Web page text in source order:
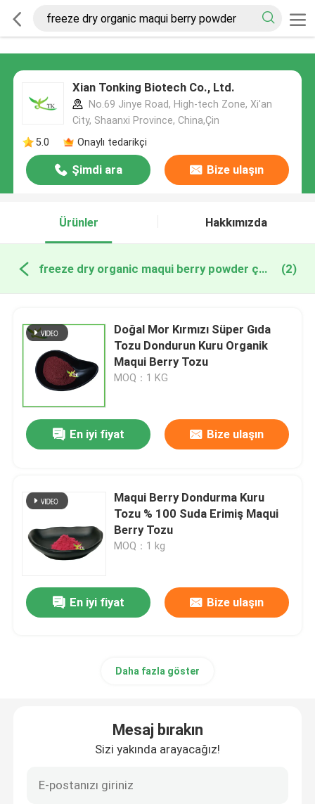
Xian Tonking Biotech Co., Ltd.
No.69 Jinye Road, High-tech Zone, Xi'an
City, Shaanxi Province, China,Çin
5.0
Onaylı tedarikçi
Şimdi ara Bize ulaşın
Ürünler Hakkımızda
freeze dry organic maqui berry powder çevrimiçi üretim (2)
Doğal Mor Kırmızı Süper Gıda
Tozu Dondurun Kuru Organik
Maqui Berry Tozu
MOQ：1 KG
En iyi fiyat Bize ulaşın
Maqui Berry Dondurma Kuru
Tozu % 100 Suda Erimiş Maqui
Berry Tozu
MOQ：1 kg
En iyi fiyat Bize ulaşın
Daha fazla göster
Mesaj bırakın
Sizi yakında arayacağız!